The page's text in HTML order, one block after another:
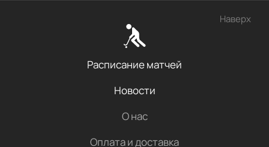
Наверх
Расписание матчей
Новости
О нас
Оплата и доставка